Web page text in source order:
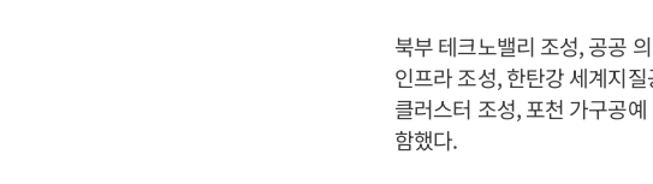
북부 테크노밸리 조성, 공공
인프라 조성, 한탄강 세계지
클러스터 조성, 포천 가구공
함했다.